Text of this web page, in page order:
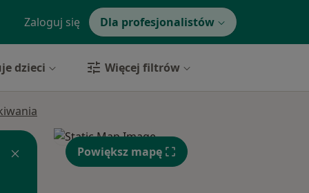
Zaloguj się Dla profesjonalistów
dzieci Więcej filtrów
Powiększ mapę